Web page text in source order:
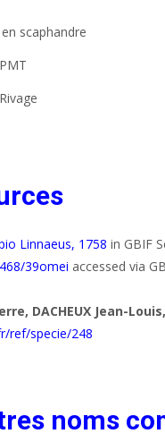
scaphandre
Linnaeus, 1758 in GBIF
39omei accessed via
DACHEUX Jean-
ref/specie/248
noms